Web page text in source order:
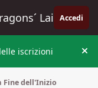
Lair Accedi
iscrizioni
Fine dell'Inizio